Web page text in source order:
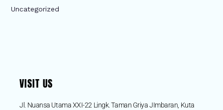
Uncategorized
VISIT US
Jl. Nuansa Utama XXI-22 Lingk. Taman Griya JImbaran, Kuta